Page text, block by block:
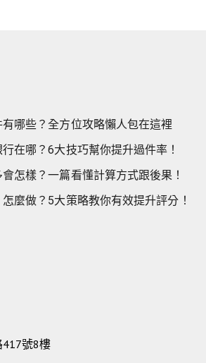
哪些？全方位攻略懶人包在這裡
在哪？6大技巧幫你提升過件率！
怎樣？一篇看懂計算方式跟後果！
怎麼做？5大策略教你有效提升評分！
號8樓